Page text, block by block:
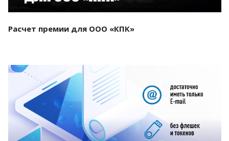
Расчет премии для ООО «КПК»